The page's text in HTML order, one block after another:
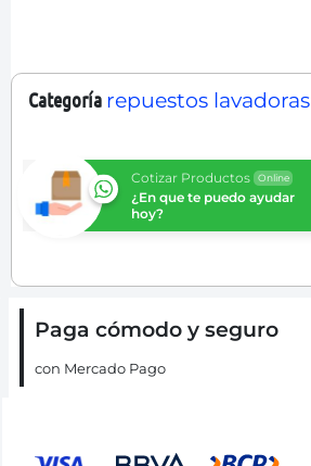
Categoría repuestos lavadoras
Cotizar Productos Online
¿En que te puedo ayudar
hoy?
Paga cómodo y seguro
con Mercado Pago